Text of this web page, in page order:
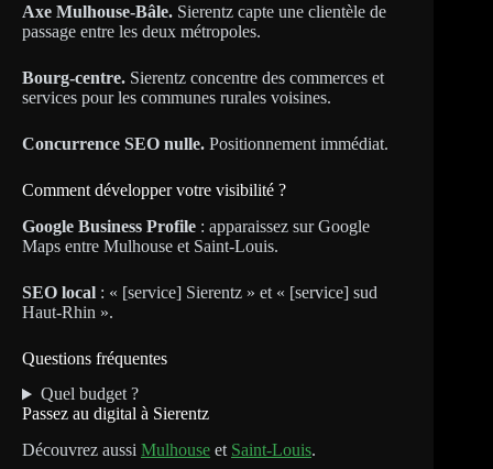
Axe Mulhouse-Bâle. Sierentz capte une clientèle de
passage entre les deux métropoles.
Bourg-centre. Sierentz concentre des commerces et
services pour les communes rurales voisines.
Concurrence SEO nulle. Positionnement immédiat.
Comment développer votre visibilité ?
Google Business Profile : apparaissez sur Google
Maps entre Mulhouse et Saint-Louis.
SEO local : « [service] Sierentz » et « [service] sud
Haut-Rhin ».
Questions fréquentes
Quel budget ?
Passez au digital à Sierentz
Découvrez aussi Mulhouse et Saint-Louis.